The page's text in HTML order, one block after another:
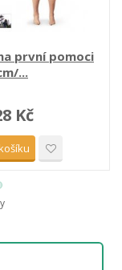
první pomoci
...
Kč